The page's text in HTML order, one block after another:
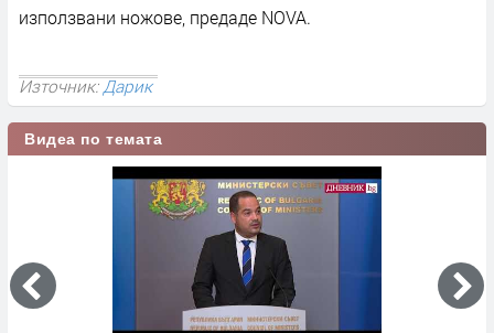
използвани ножове, предаде NOVA.
Източник:Дарик
Видеа по темата